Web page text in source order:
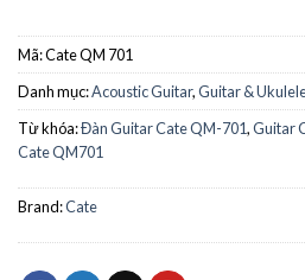
Mã:Cate QM 701
Danh mục:Acoustic Guitar,Guitar &
Từ khóa:Đàn Guitar Cate QM-701,Guitar
Cate QM701
Brand:Cate